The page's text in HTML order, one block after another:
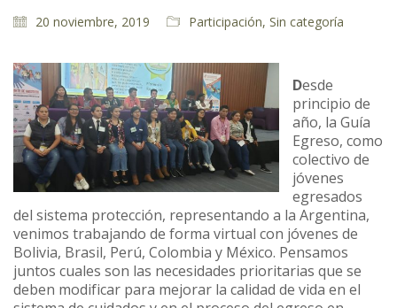
20 noviembre, 2019 Participación, Sin categoría
Desde
principio de
año, la Guía
Egreso, como
colectivo de
jóvenes
egresados
del sistema protección, representando a la Argentina,
venimos trabajando de forma virtual con jóvenes de
Bolivia, Brasil, Perú, Colombia y México. Pensamos
juntos cuales son las necesidades prioritarias que se
deben modificar para mejorar la calidad de vida en el